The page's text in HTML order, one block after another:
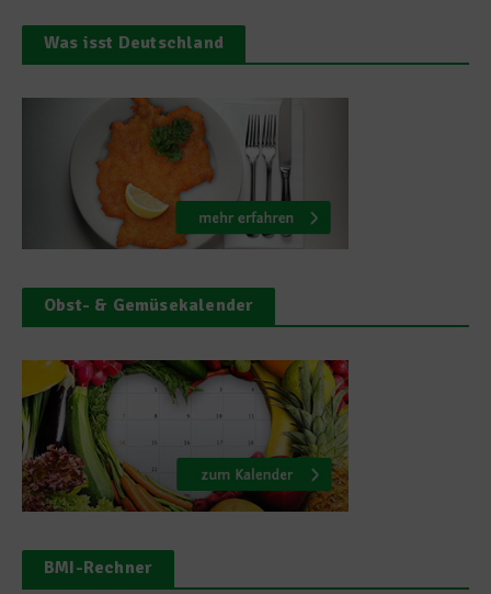
Was isst Deutschland
Obst- & Gemüsekalender
BMI-Rechner